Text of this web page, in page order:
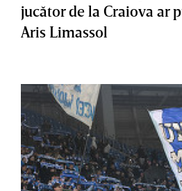
jucător de la Craiova ar
Aris Limassol